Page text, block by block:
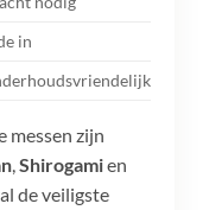
in
messen zijn
,Shirogamien
de veiligste